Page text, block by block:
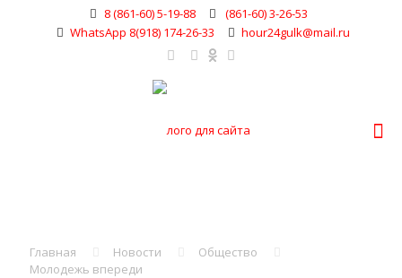
8 (861-60) 5-19-88
(861-60) 3-26-53
WhatsApp 8(918) 174-26-33
hour24gulk@mail.ru
Главная Новости
Общество
Молодежь впереди